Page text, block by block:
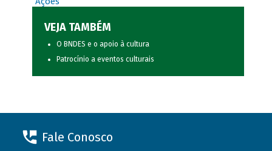
VEJA TAMBÉM
O BNDES e o apoio à cultura
Patrocínio a eventos culturais
Fale Conosco